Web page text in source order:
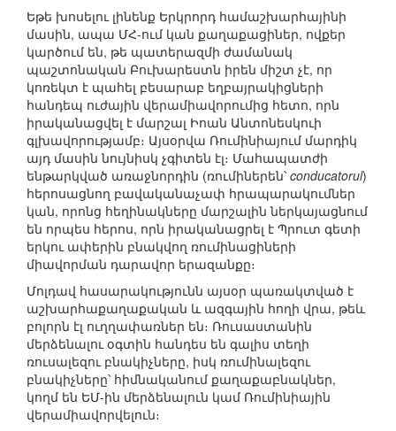
Եթե խոսելու լինենք Երկրորդ համաշխարհայինի
մասին, ապա ՄՀ-ում կան քաղաքացիներ, ովքեր
կարծում են, թե պատերազմի ժամանակ
պաշտոնական Բուխարեստն իրեն միշտ չէ, որ
կոռեկտ է պահել բեսարաբ եղբայրակիցների
հանդեպ ուժային վերամիավորումից հետո, որն
իրականացվել է մարշալ Իոան Անտոնեսկուի
գլխավորությամբ։ Այսօրվա Ռումինիայում մարդիկ
այդ մասին նույնիսկ չգիտեն էլ։ Մահապատժի
ենթարկված առաջնորդին (ռումիներեն՝ conducatorul)
հերոսացնող բավականաչափ հրապարակումներ
կան, որոնց հեղինակները մարշալին ներկայացնում
են որպես հերոս, որն իրականացրել է Պրուտ գետի
երկու ափերին բնակվող ռումինացիների
միավորման դարավոր երազանքը։
Մոլդավ հասարակությունն այսօր պառակտված է
աշխարհաքաղաքական և ազգային հողի վրա, թեև
բոլորն էլ ուղղափառներ են։ Ռուսաստանին
մերձենալու օգտին հանդես են գալիս տեղի
ռուսալեզու բնակիչները, իսկ ռումինալեզու
բնակիչները՝ հիմնականում քաղաքաբնակներ,
կողմ են ԵՄ-ին մերձենալուն կամ Ռումինիային
վերամիավորվելուն։